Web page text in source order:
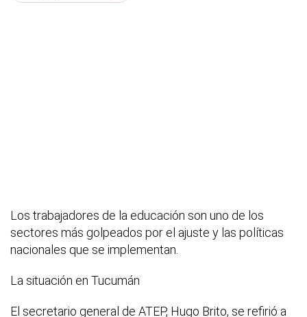
Los trabajadores de la educación son uno de los
sectores más golpeados por el ajuste y las políticas
nacionales que se implementan.
La situación en Tucumán
El secretario general de ATEP, Hugo Brito, se refirió a